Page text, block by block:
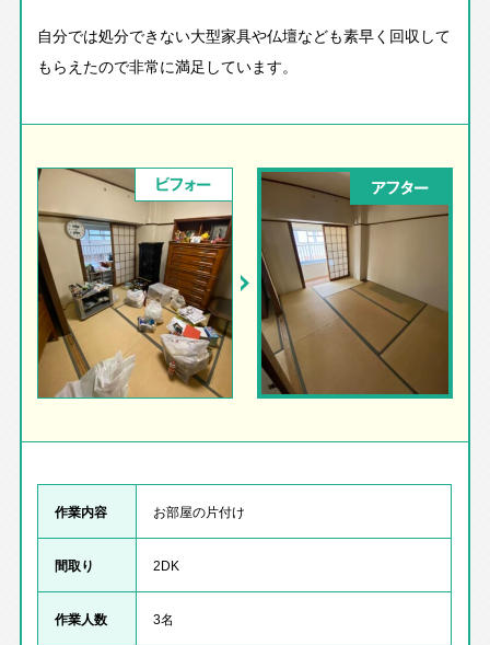
自分では処分できない大型家具や仏壇なども素早く回収して
もらえたので非常に満足しています。
ビフォー アフター
作業内容 お部屋の片付け
間取り 2DK
作業人数 3名